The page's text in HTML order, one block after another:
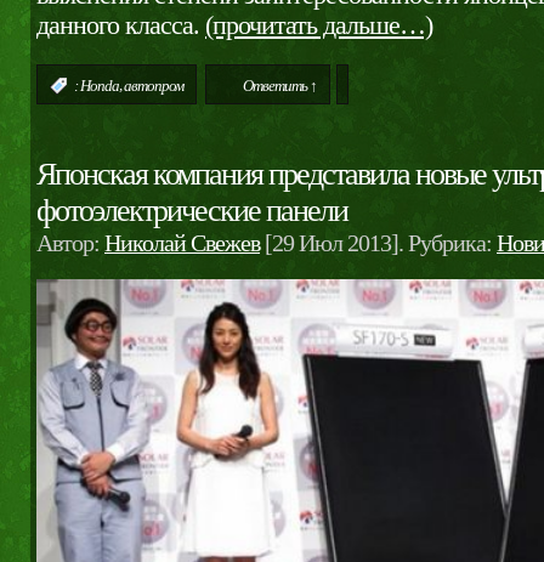
данного класса. (прочитать дальше…)
: Honda,автопром Ответить ↑
Японская компания представила новые
фотоэлектрические панели
Автор: Николай Свежев[29 Июл 2013]. Рубрика: